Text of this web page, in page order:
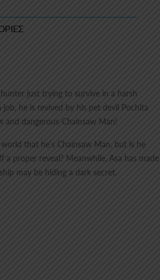
just trying to survive in a harsh
he is revived by his pet devil Pochita
dangerous-Chainsaw Man!
that he’s Chainsaw Man, but is he
proper reveal? Meanwhile, Asa has made
may be hiding a dark secret.